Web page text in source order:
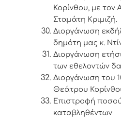
Κορίνθου, με τον
Σταμάτη Κριμιζή.
Διοργάνωση
δημότη μας κ.
Διοργάνωση
των εθελοντών
Διοργάνωση του
Θεάτρου
Επιστροφή
καταβληθέντων